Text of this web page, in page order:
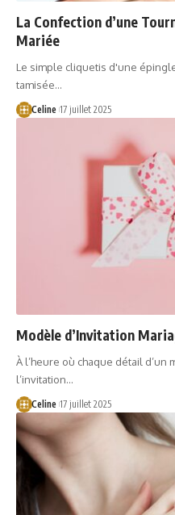
La Confection d’une
Mariée
Le simple cliquetis d'une
tamisée…
Celine 17 juillet 2025
Modèle d’Invitation
À l’heure où chaque détail
l’invitation…
Celine 17 juillet 2025